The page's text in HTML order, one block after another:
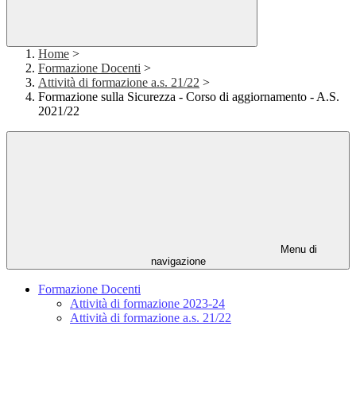
Home >
Formazione Docenti >
Attività di formazione a.s. 21/22 >
Formazione sulla Sicurezza - Corso di aggiornamento - A.S.
2021/22
Menu di
navigazione
Formazione Docenti
Attività di formazione 2023-24
Attività di formazione a.s. 21/22